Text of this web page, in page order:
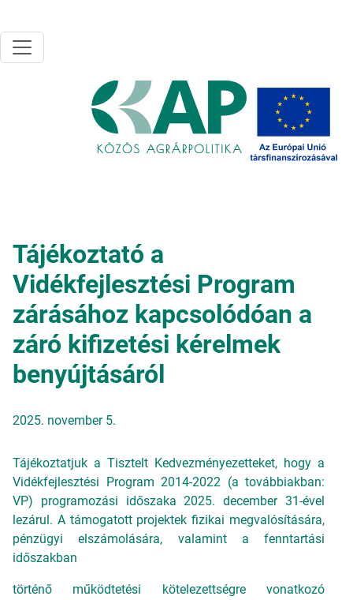
Tájékoztató a
Vidékfejlesztési Program
zárásához kapcsolódóan a
záró kifizetési kérelmek
benyújtásáról
2025. november 5.
Tájékoztatjuk a Tisztelt Kedvezményezetteket, hogy a
Vidékfejlesztési Program 2014-2022 (a továbbiakban:
VP) programozási időszaka 2025. december 31-ével
lezárul. A támogatott projektek fizikai megvalósítására,
pénzügyi elszámolására, valamint a fenntartási
időszakban
történő működtetési kötelezettségre vonatkozó